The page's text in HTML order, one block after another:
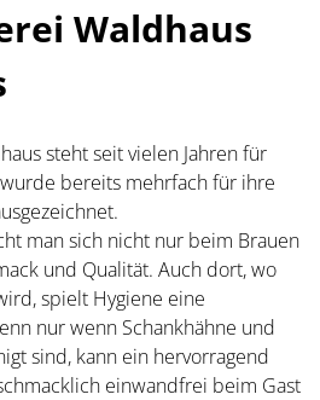
Waldhaus
steht seit vielen Jahren für
bereits mehrfach für ihre
man sich nicht nur beim Brauen
und Qualität. Auch dort, wo
spielt Hygiene eine
nur wenn Schankhähne und
sind, kann ein hervorragend
einwandfrei beim Gast